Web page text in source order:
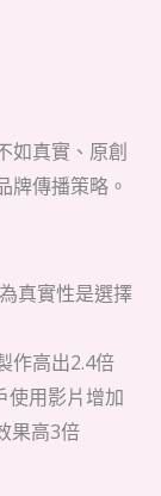
如真實、原創
牌傳播策略。
真實性是選擇
作高出2.4倍
使用影片增加
果高3倍